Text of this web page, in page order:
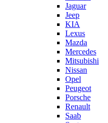
Jaguar
Jeep
KIA
Lexus
Mazda
Mercedes
Mitsubishi
Nissan
Opel
Peugeot
Porsche
Renault
Saab